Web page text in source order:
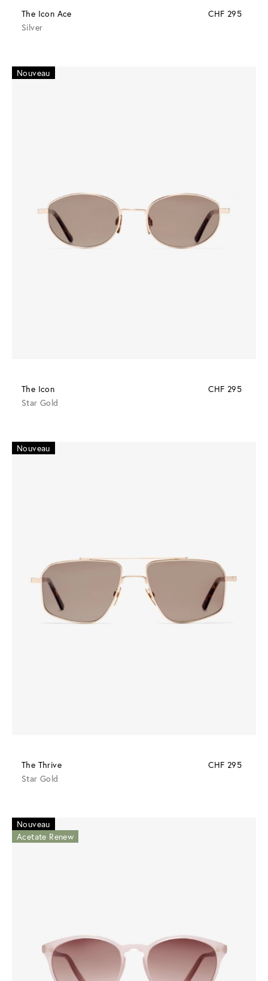
The Icon Ace
CHF 295
Silver
Nouveau
The Icon
CHF 295
Star Gold
Nouveau
The Thrive
CHF 295
Star Gold
Nouveau
Acetate Renew